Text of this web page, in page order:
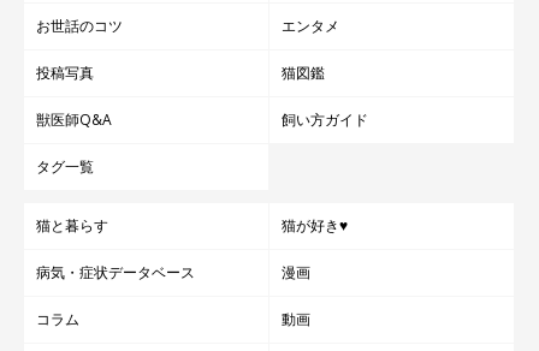
お世話のコツ エンタメ
投稿写真 猫図鑑
獣医師Q&A 飼い方ガイド
タグ一覧
猫と暮らす 猫が好き♥
病気・症状データベース 漫画
コラム 動画